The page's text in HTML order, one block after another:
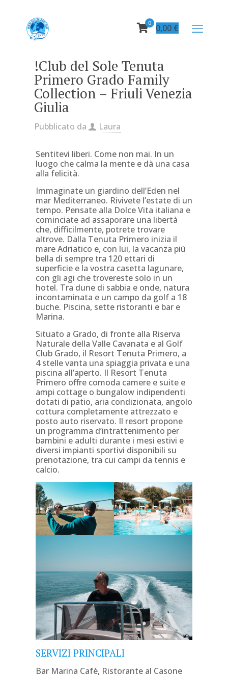
0 0,00 €
!Club del Sole Tenuta
Primero Grado Family
Collection – Friuli Venezia
Giulia
Pubblicato da Laura
Sentitevi liberi. Come non mai. In un
luogo che calma la mente e dà una casa
alla felicità.
Immaginate un giardino dell’Eden nel
mar Mediterraneo. Rivivete l’estate di un
tempo. Pensate alla Dolce Vita italiana e
cominciate ad assaporare una libertà
che, difficilmente, potrete trovare
altrove. Dalla Tenuta Primero inizia il
mare Adriatico e, con lui, la vacanza più
bella di sempre tra 120 ettari di
superficie e la vostra casetta lagunare,
con gli agi che trovereste solo in un
hotel. Tra dune di sabbia e onde, natura
incontaminata e un campo da golf a 18
buche. Piscina, sette ristoranti e bar e
Marina.
Situato a Grado, di fronte alla Riserva
Naturale della Valle Cavanata e al Golf
Club Grado, il Resort Tenuta Primero, a
4 stelle vanta una spiaggia privata e una
piscina all’aperto. Il Resort Tenuta
Primero offre comoda camere e suite e
ampi cottage o bungalow indipendenti
dotati di patio, aria condizionata, angolo
cottura completamente attrezzato e
posto auto riservato. Il resort propone
un programma d’intrattenimento per
bambini e adulti durante i mesi estivi e
diversi impianti sportivi disponibili su
prenotazione, tra cui campi da tennis e
calcio.
SERVIZI PRINCIPALI
Bar Marina Cafè, Ristorante al Casone